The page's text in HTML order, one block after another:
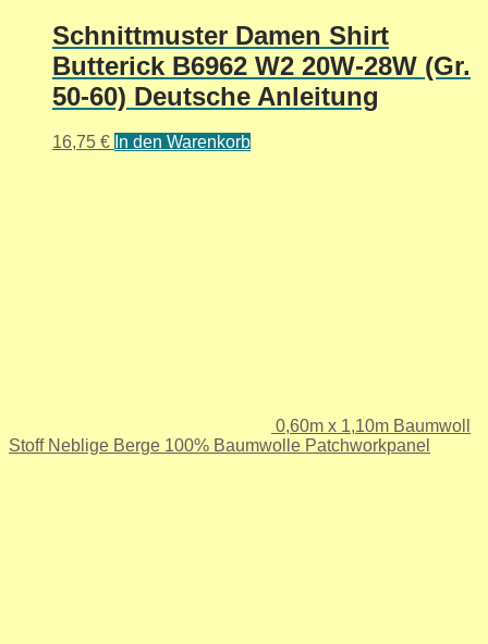
Schnittmuster Damen Shirt
Butterick B6962 W2 20W-28W (Gr.
50-60) Deutsche Anleitung
16,75 € In den Warenkorb
0,60m x 1,10m Baumwoll
Stoff Neblige Berge 100% Baumwolle Patchworkpanel